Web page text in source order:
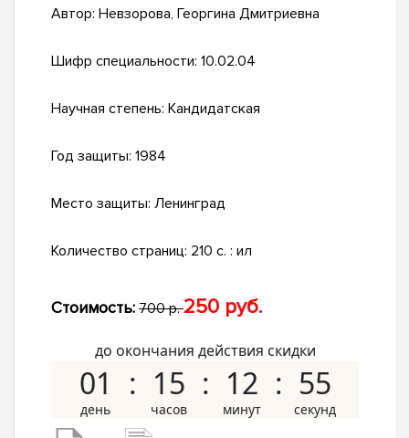
Автор: Невзорова, Георгина Дмитриевна
Шифр специальности: 10.02.04
Научная степень: Кандидатская
Год защиты: 1984
Место защиты: Ленинград
Количество страниц: 210 c. : ил
Стоимость: 700 р.250 руб.
до окончания действия скидки
01 15 12 54